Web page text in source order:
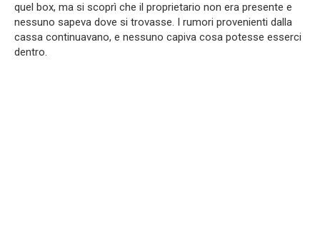
quel box, ma si scoprì che il proprietario non era presente e
nessuno sapeva dove si trovasse. I rumori provenienti dalla
cassa continuavano, e nessuno capiva cosa potesse esserci
dentro.